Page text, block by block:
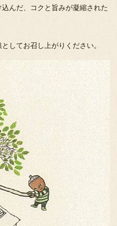
んだ、コクと旨みが凝縮された
してお召し上がりください。